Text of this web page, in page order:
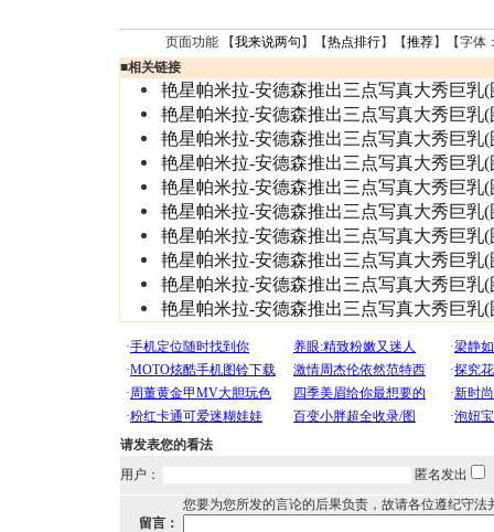
页面功能 【我来说两句 】【热点排行】【推荐】【字体
■相关链接
艳星帕米拉-安德森推出三点写真大秀巨乳(
艳星帕米拉-安德森推出三点写真大秀巨乳(
艳星帕米拉-安德森推出三点写真大秀巨乳(
艳星帕米拉-安德森推出三点写真大秀巨乳(
艳星帕米拉-安德森推出三点写真大秀巨乳(
艳星帕米拉-安德森推出三点写真大秀巨乳(
艳星帕米拉-安德森推出三点写真大秀巨乳(
艳星帕米拉-安德森推出三点写真大秀巨乳(
艳星帕米拉-安德森推出三点写真大秀巨乳(
艳星帕米拉-安德森推出三点写真大秀巨乳(
请发表您的看法
用户：
匿名发出
您要为您所发的言论的后果负责，故请各位遵纪守法
留言：